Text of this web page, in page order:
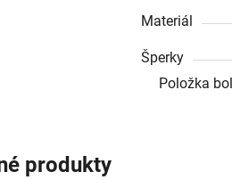
Materiál
Šperky
Položka
produkty